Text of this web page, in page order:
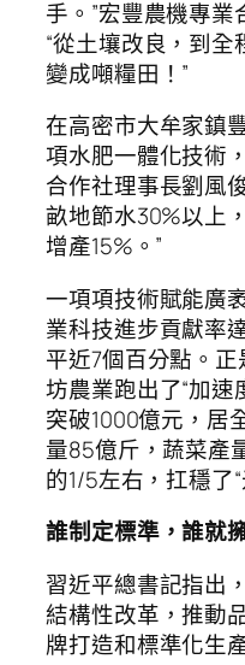
手。”宏豐農機專業
“從土壤改良，到
變成噸糧田！”
在高密市大牟家鎮
項水肥一體化技術
合作社理事長劉風
畝地節水30%以上
增產15%。”
一項項技術賦能廣
業科技進步貢獻率
平近7個百分點。
坊農業跑出了“加速
突破1000億元，居
量85億斤，蔬菜產
的1/5左右，扛穩了
誰制定標準，誰就
習近平總書記指出
結構性改革，推動
牌打造和標準化生